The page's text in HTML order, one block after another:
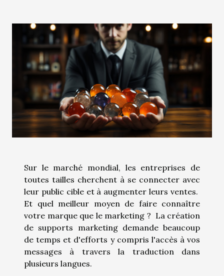
Sur le marché mondial, les entreprises de
toutes tailles cherchent à se connecter avec
leur public cible et à augmenter leurs ventes.
Et quel meilleur moyen de faire connaître
votre marque que le marketing ? La création
de supports marketing demande beaucoup
de temps et d'efforts y compris l'accès à vos
messages à travers la traduction dans
plusieurs langues.